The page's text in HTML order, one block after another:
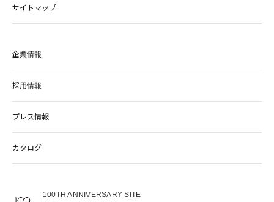
サイトマップ
企業情報
採用情報
プレス情報
カタログ
100TH ANNIVERSARY SITE